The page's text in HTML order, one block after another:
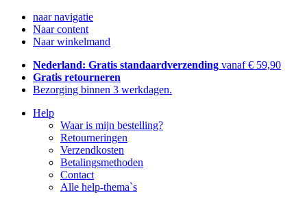
naar navigatie
Naar content
Naar winkelmand
Nederland: Gratis standaardverzending vanaf € 59,90
Gratis retourneren
Bezorging binnen 3 werkdagen.
Help
Waar is mijn bestelling?
Retourneringen
Verzendkosten
Betalingsmethoden
Contact
Alle help-thema`s